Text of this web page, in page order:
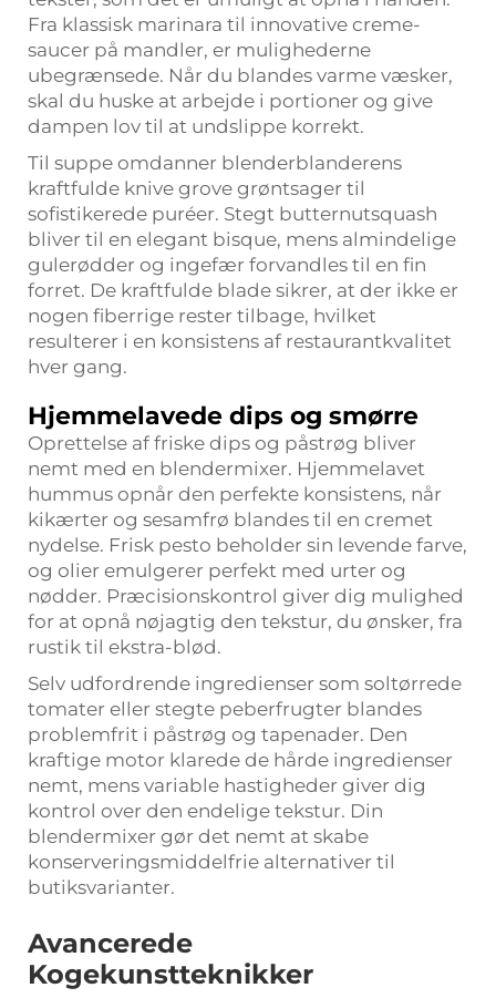
Fra klassisk marinara til innovative creme-
saucer på mandler, er mulighederne
ubegrænsede. Når du blandes varme væsker,
skal du huske at arbejde i portioner og give
dampen lov til at undslippe korrekt.
Til suppe omdanner blenderblanderens
kraftfulde knive grove grøntsager til
sofistikerede puréer. Stegt butternutsquash
bliver til en elegant bisque, mens almindelige
gulerødder og ingefær forvandles til en fin
forret. De kraftfulde blade sikrer, at der ikke er
nogen fiberrige rester tilbage, hvilket
resulterer i en konsistens af restaurantkvalitet
hver gang.
Hjemmelavede dips og smørre
Oprettelse af friske dips og påstrøg bliver
nemt med en blendermixer. Hjemmelavet
hummus opnår den perfekte konsistens, når
kikærter og sesamfrø blandes til en cremet
nydelse. Frisk pesto beholder sin levende farve,
og olier emulgerer perfekt med urter og
nødder. Præcisionskontrol giver dig mulighed
for at opnå nøjagtig den tekstur, du ønsker, fra
rustik til ekstra-blød.
Selv udfordrende ingredienser som soltørrede
tomater eller stegte peberfrugter blandes
problemfrit i påstrøg og tapenader. Den
kraftige motor klarede de hårde ingredienser
nemt, mens variable hastigheder giver dig
kontrol over den endelige tekstur. Din
blendermixer gør det nemt at skabe
konserveringsmiddelfrie alternativer til
butiksvarianter.
Avancerede
Kogekunstteknikker